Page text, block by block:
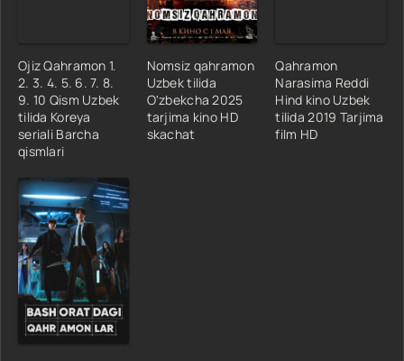
Ojiz Qahramon 1.
2. 3. 4. 5. 6. 7. 8.
9. 10 Qism Uzbek
tilida Koreya
seriali Barcha
qismlari
Nomsiz qahramon
Uzbek tilida
O'zbekcha 2025
tarjima kino HD
skachat
Qahramon
Narasima Reddi
Hind kino Uzbek
tilida 2019 Tarjima
film HD